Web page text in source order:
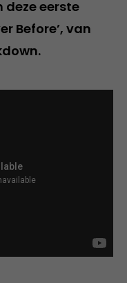
eerste
Before’, van